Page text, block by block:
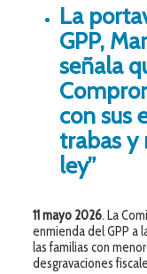
La
GPP,
señala
con sus
trabas y
ley”
11 mayo 2026. La
enmienda del GPP a
las familias con
desgravaciones